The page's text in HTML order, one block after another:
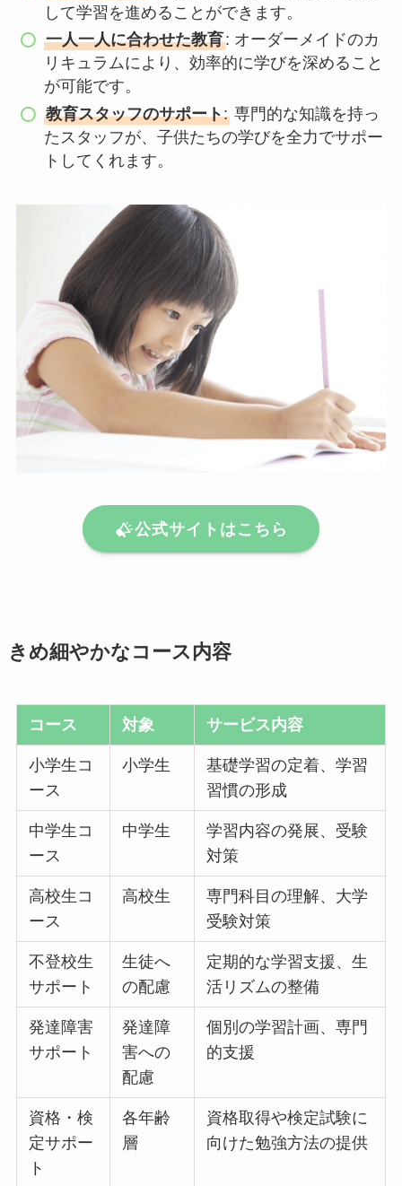
して学習を進めることができます。
一人一人に合わせた教育: オーダーメイドのカ
リキュラムにより、効率的に学びを深めること
が可能です。
教育スタッフのサポート: 専門的な知識を持っ
たスタッフが、子供たちの学びを全力でサポー
トしてくれます。
公式サイトはこちら
きめ細やかなコース内容
コース 対象 サービス内容
小学生コ
ース
小学生
基礎学習の定着、学習
習慣の形成
中学生コ
ース
中学生
学習内容の発展、受験
対策
高校生コ
ース
高校生
専門科目の理解、大学
受験対策
不登校生
サポート
生徒へ
の配慮
定期的な学習支援、生
活リズムの整備
発達障害
サポート
発達障
害への
配慮
個別の学習計画、専門
的支援
資格・検
定サポー
ト
各年齢
層
資格取得や検定試験に
向けた勉強方法の提供